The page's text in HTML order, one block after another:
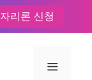
리론 신청
메